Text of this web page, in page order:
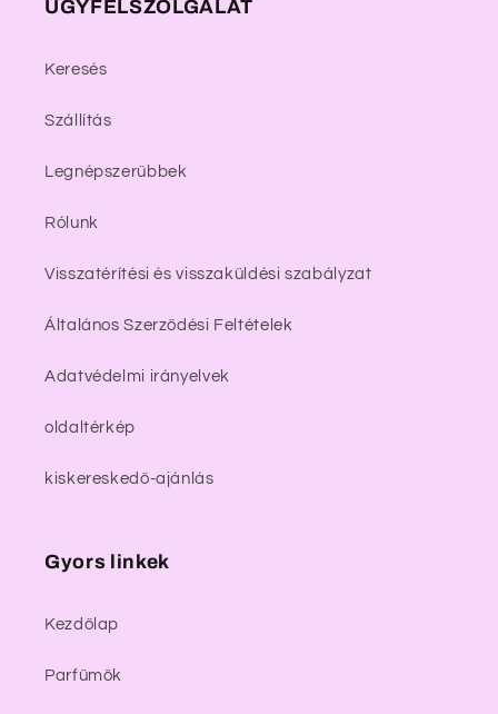
ÜGYFÉLSZOLGÁLAT
Keresés
Szállítás
Legnépszerűbbek
Rólunk
Visszatérítési és visszaküldési szabályzat
Általános Szerződési Feltételek
Adatvédelmi irányelvek
oldaltérkép
kiskereskedő-ajánlás
Gyors linkek
Kezdőlap
Parfümök